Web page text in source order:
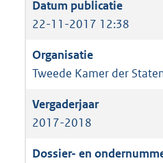
22-11-2017 12:38
Tweede Kamer der
2017-2018